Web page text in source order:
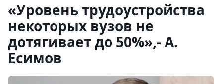
«Уровень трудоустройства
некоторых вузов не
дотягивает до 50%»,- А.
Есимов